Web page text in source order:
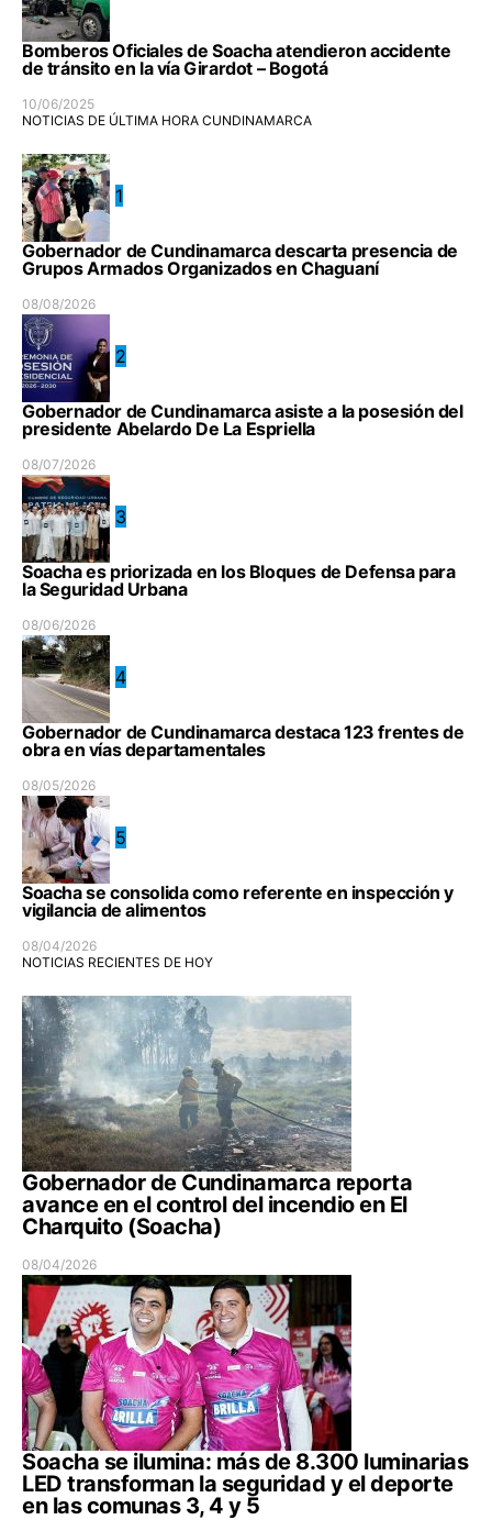
Bomberos Oficiales de Soacha atendieron accidente
de tránsito en la vía Girardot – Bogotá
10/06/2025
NOTICIAS DE ÚLTIMA HORA CUNDINAMARCA
1
Gobernador de Cundinamarca descarta presencia de
Grupos Armados Organizados en Chaguaní
08/08/2026
2
Gobernador de Cundinamarca asiste a la posesión del
presidente Abelardo De La Espriella
08/07/2026
3
Soacha es priorizada en los Bloques de Defensa para
la Seguridad Urbana
08/06/2026
4
Gobernador de Cundinamarca destaca 123 frentes de
obra en vías departamentales
08/05/2026
5
Soacha se consolida como referente en inspección y
vigilancia de alimentos
08/04/2026
NOTICIAS RECIENTES DE HOY
Gobernador de Cundinamarca reporta
avance en el control del incendio en El
Charquito (Soacha)
08/04/2026
Soacha se ilumina: más de 8.300 luminarias
LED transforman la seguridad y el deporte
en las comunas 3, 4 y 5